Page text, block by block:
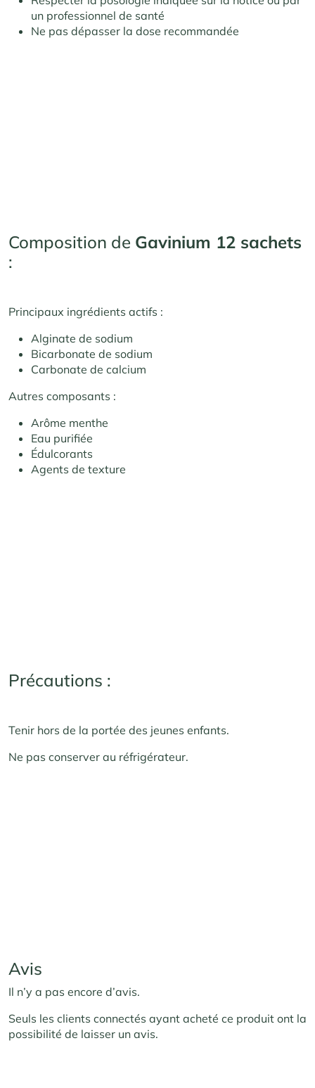
un professionnel de santé
Ne pas dépasser la dose recommandée
Composition de Gavinium 12 sachets
:
Principaux ingrédients actifs :
Alginate de sodium
Bicarbonate de sodium
Carbonate de calcium
Autres composants :
Arôme menthe
Eau purifiée
Édulcorants
Agents de texture
Précautions :
Tenir hors de la portée des jeunes enfants.
Ne pas conserver au réfrigérateur.
Avis
Il n’y a pas encore d’avis.
Seuls les clients connectés ayant acheté ce produit ont la
possibilité de laisser un avis.